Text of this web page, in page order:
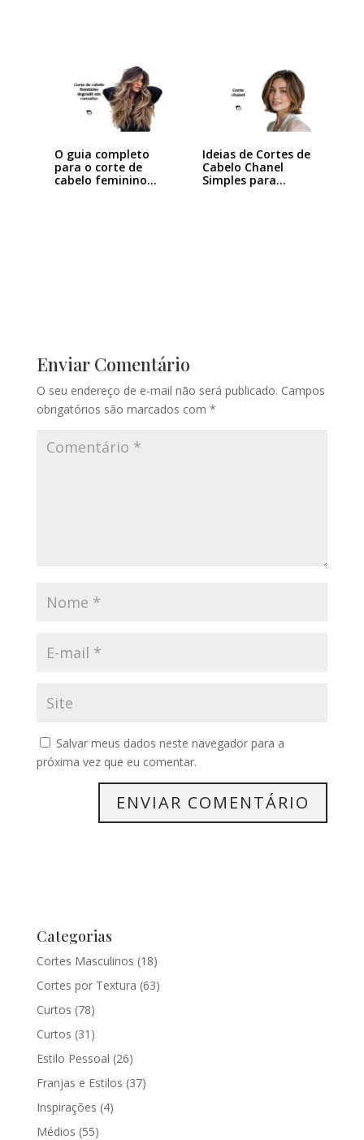
O guia completo
para o corte de
cabelo feminino…
Ideias de Cortes de
Cabelo Chanel
Simples para…
Enviar Comentário
O seu endereço de e-mail não será publicado. Campos
obrigatórios são marcados com *
Salvar meus dados neste navegador para a
próxima vez que eu comentar.
Categorias
Cortes Masculinos (18)
Cortes por Textura (63)
Curtos (78)
Curtos (31)
Estilo Pessoal (26)
Franjas e Estilos (37)
Inspirações (4)
Médios (55)